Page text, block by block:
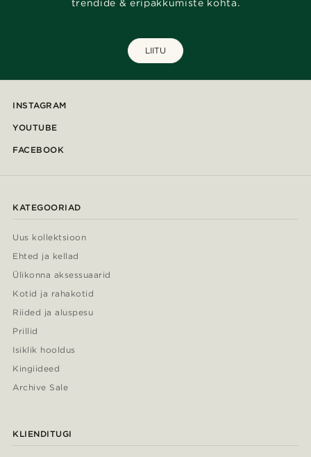
trendide & eripakkumiste kohta.
LIITU
INSTAGRAM
YOUTUBE
FACEBOOK
KATEGOORIAD
Uus kollektsioon
Ehted ja kellad
Ülikonna aksessuaarid
Kotid ja rahakotid
Riided ja aluspesu
Prillid
Isiklik hooldus
Kingiideed
Archive Sale
KLIENDITUGI